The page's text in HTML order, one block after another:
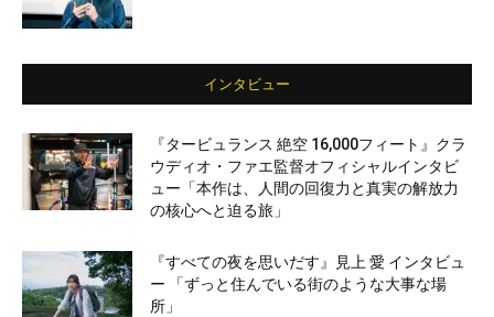
インタビュー
『タービュランス 絶空 16,000フィート』クラ
ウディオ・ファエ監督オフィシャルインタビ
ュー「本作は、人間の回復力と真実の解放力
の核心へと迫る旅」
『すべての夜を思いだす』見上 愛 インタビュ
ー 「ずっと住んでいる街のような大事な場
所」